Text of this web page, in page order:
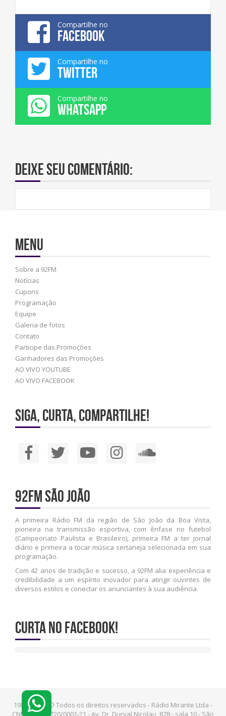
Compartilhe no
FACEBOOK
Compartilhe no
TWITTER
Compartilhe no
WHATSAPP
Deixe seu comentário:
Menu
Sobre a 92FM
Notícias
Cupons
Programação
Equipe
Galeria de fotos
Contato
Participe das Promoções
Ganhadores das Promoções
AO VIVO YOUTUBE
AO VIVO FACEBOOK
Siga, Curta, Compartilhe!
92FM São João
A primeira Rádio FM da região de São João da Boa Vista,
pioneira na transmissão esportiva, com ênfase no futebol
(Campeonato Paulista e Brasileiro), primeira FM a ter jornal
diário e primeira a tocar música sertaneja selecionada em sua
programação.
Com 42 anos de tradição e sucesso, a 92FM alia experiência e
credibilidade a um espírito inovador para atingir ouvintes de
diversos estilos e conectar os anunciantes à sua audiência.
Curta no Facebook!
1981 - 2026 © Todos os direitos reservados - Rádio Mirante Ltda -
CNPJ: 49.416.720/0001-21 - Av. Dr. Durval Nicolau, 878 - sala 10 - São